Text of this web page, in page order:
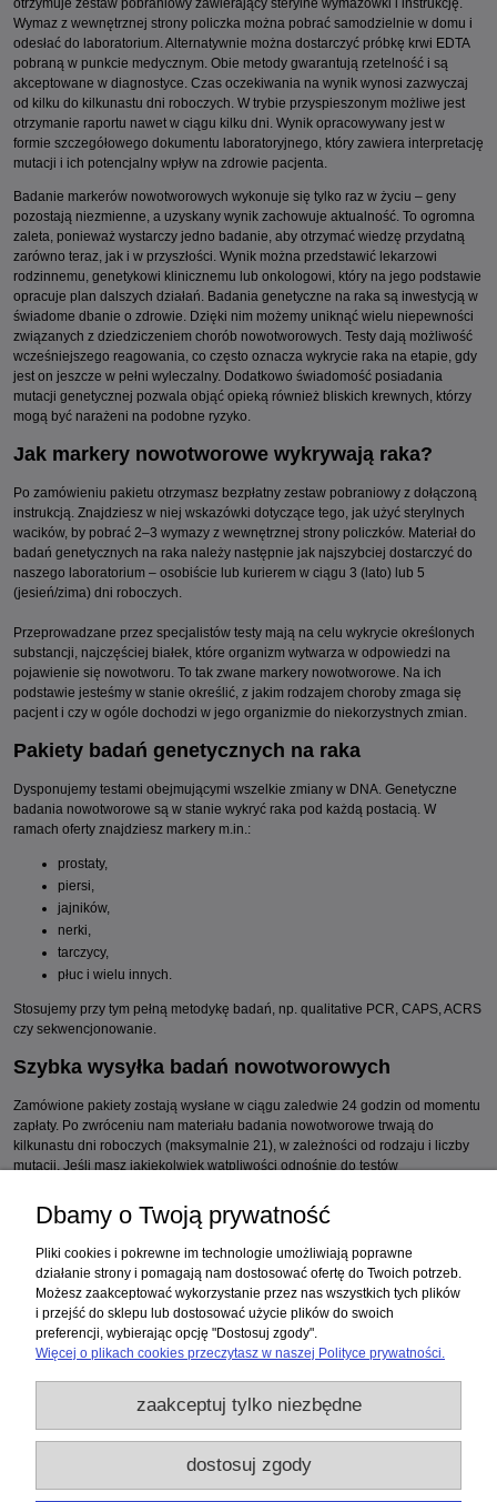
otrzymuje zestaw pobraniowy zawierający sterylne wymazówki i instrukcję.
Wymaz z wewnętrznej strony policzka można pobrać samodzielnie w domu i
odesłać do laboratorium. Alternatywnie można dostarczyć próbkę krwi EDTA
pobraną w punkcie medycznym. Obie metody gwarantują rzetelność i są
akceptowane w diagnostyce. Czas oczekiwania na wynik wynosi zazwyczaj
od kilku do kilkunastu dni roboczych. W trybie przyspieszonym możliwe jest
otrzymanie raportu nawet w ciągu kilku dni. Wynik opracowywany jest w
formie szczegółowego dokumentu laboratoryjnego, który zawiera interpretację
mutacji i ich potencjalny wpływ na zdrowie pacjenta.
Badanie markerów nowotworowych wykonuje się tylko raz w życiu – geny
pozostają niezmienne, a uzyskany wynik zachowuje aktualność. To ogromna
zaleta, ponieważ wystarczy jedno badanie, aby otrzymać wiedzę przydatną
zarówno teraz, jak i w przyszłości. Wynik można przedstawić lekarzowi
rodzinnemu, genetykowi klinicznemu lub onkologowi, który na jego podstawie
opracuje plan dalszych działań. Badania genetyczne na raka są inwestycją w
świadome dbanie o zdrowie. Dzięki nim możemy uniknąć wielu niepewności
związanych z dziedziczeniem chorób nowotworowych. Testy dają możliwość
wcześniejszego reagowania, co często oznacza wykrycie raka na etapie, gdy
jest on jeszcze w pełni wyleczalny. Dodatkowo świadomość posiadania
mutacji genetycznej pozwala objąć opieką również bliskich krewnych, którzy
mogą być narażeni na podobne ryzyko.
Jak markery nowotworowe wykrywają raka?
Po zamówieniu pakietu otrzymasz bezpłatny zestaw pobraniowy z dołączoną
instrukcją. Znajdziesz w niej wskazówki dotyczące tego, jak użyć sterylnych
wacików, by pobrać 2–3 wymazy z wewnętrznej strony policzków. Materiał do
badań genetycznych na raka należy następnie jak najszybciej dostarczyć do
naszego laboratorium – osobiście lub kurierem w ciągu 3 (lato) lub 5
(jesień/zima) dni roboczych.
Przeprowadzane przez specjalistów testy mają na celu wykrycie określonych
substancji, najczęściej białek, które organizm wytwarza w odpowiedzi na
pojawienie się nowotworu. To tak zwane markery nowotworowe. Na ich
podstawie jesteśmy w stanie określić, z jakim rodzajem choroby zmaga się
pacjent i czy w ogóle dochodzi w jego organizmie do niekorzystnych zmian.
Pakiety badań genetycznych na raka
Dysponujemy testami obejmującymi wszelkie zmiany w DNA. Genetyczne
badania nowotworowe są w stanie wykryć raka pod każdą postacią. W
ramach oferty znajdziesz markery m.in.:
prostaty,
piersi,
jajników,
nerki,
tarczycy,
płuc i wielu innych.
Stosujemy przy tym pełną metodykę badań, np. qualitative PCR, CAPS, ACRS
czy sekwencjonowanie.
Szybka wysyłka badań nowotworowych
Zamówione pakiety zostają wysłane w ciągu zaledwie 24 godzin od momentu
zapłaty. Po zwróceniu nam materiału badania nowotworowe trwają do
kilkunastu dni roboczych (maksymalnie 21), w zależności od rodzaju i liczby
mutacji. Jeśli masz jakiekolwiek wątpliwości odnośnie do testów
specjalistami Bio-Genetik, którzy odpowiedzą na wszelkie pytania.
Zakupy
Pomoc
Moje konto
Informacje
Użytkowanie sklepu oznacza zgodę na wykorzystywanie plików cookies.
Szczegółowe informacje wPolityce prywatności
Dbamy o Twoją prywatność
Pliki cookies i pokrewne im technologie umożliwiają poprawne
działanie strony i pomagają nam dostosować ofertę do Twoich potrzeb.
Możesz zaakceptować wykorzystanie przez nas wszystkich tych plików
i przejść do sklepu lub dostosować użycie plików do swoich
preferencji, wybierając opcję "Dostosuj zgody".
Więcej o plikach cookies przeczytasz w naszej Polityce prywatności.
zaakceptuj tylko niezbędne
dostosuj zgody